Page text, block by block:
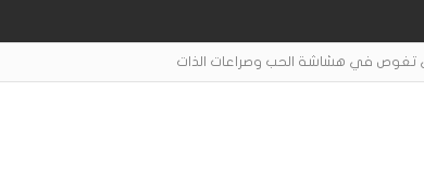
في «العم ثابت»